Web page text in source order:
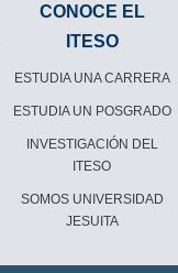
CONOCE EL
ITESO
ESTUDIA UNA CARRERA
ESTUDIA UN POSGRADO
INVESTIGACIÓN DEL
ITESO
SOMOS UNIVERSIDAD
JESUITA